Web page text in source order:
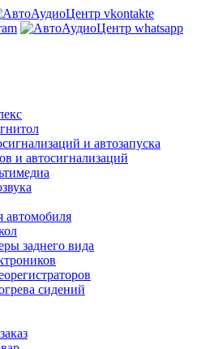
и автозапуска
и автосигнализаций
заднего вида
сидений